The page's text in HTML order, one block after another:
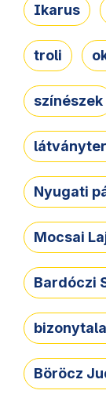
Ikarus
troli
színészek
Nyugati
Mocsai
Bardóczi
Böröcz